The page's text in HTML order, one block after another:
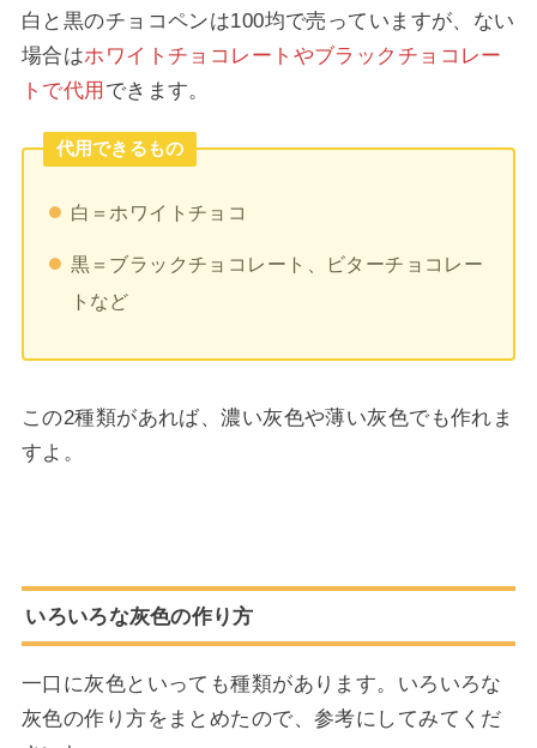
白と黒のチョコペンは100均で売っていますが、ない
場合はホワイトチョコレートやブラックチョコレー
トで代用 できます。
代用できるもの
白＝ホワイトチョコ
黒＝ブラックチョコレート、ビターチョコレー
トなど
この2種類があれば、濃い灰色や薄い灰色でも作れま
すよ。
いろいろな灰色の作り方
一口に灰色といっても種類があります。いろいろな
灰色の作り方をまとめたので、参考にしてみてくだ